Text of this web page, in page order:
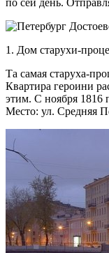
по сей день.
1. Дом старухи-
Та самая старуха-
Квартира героини
этим. С ноября 1816
Место: ул. Средняя